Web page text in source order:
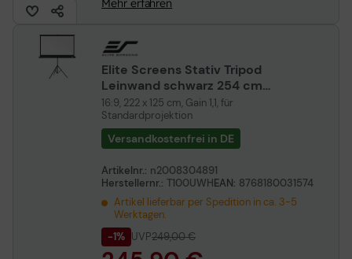
Mehr erfahren
Elite Screens Stativ Tripod
Leinwand schwarz 254 cm
100 Zoll
16:9, 222 x 125 cm, Gain 1,1, für
Standardprojektion
Versandkostenfrei in DE
Artikelnr.: n2008304891
Herstellernr.: T100UWHEAN: 8768180031574
Artikel lieferbar per Spedition in ca. 3-5
Werktagen.
-1% UVP249,00 €